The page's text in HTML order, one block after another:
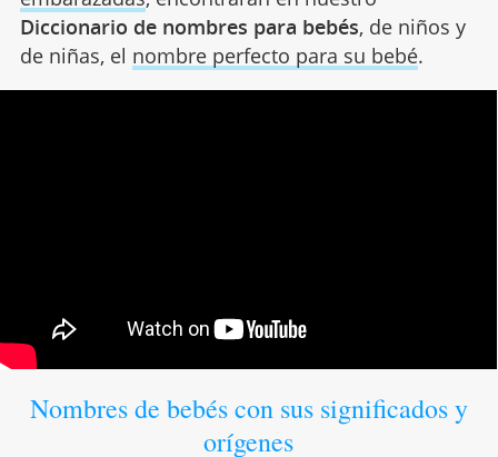
Diccionario de nombres para bebés, de niños y
de niñas, el nombre perfecto para su bebé.
Nombres de bebés con sus significados y
orígenes